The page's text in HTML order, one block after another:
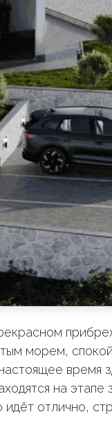
морем,
время
на этапе
отлично,